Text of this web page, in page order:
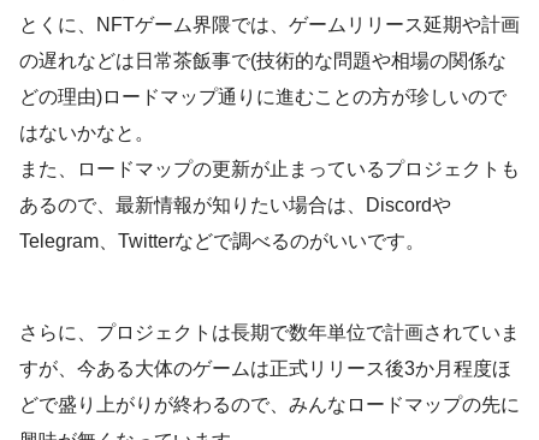
とくに、NFTゲーム界隈では、ゲームリリース延期や計画
の遅れなどは日常茶飯事で(技術的な問題や相場の関係な
どの理由)ロードマップ通りに進むことの方が珍しいので
はないかなと。
また、ロードマップの更新が止まっているプロジェクトも
あるので、最新情報が知りたい場合は、Discordや
Telegram、Twitterなどで調べるのがいいです。
さらに、プロジェクトは長期で数年単位で計画されていま
すが、今ある大体のゲームは正式リリース後3か月程度ほ
どで盛り上がりが終わるので、みんなロードマップの先に